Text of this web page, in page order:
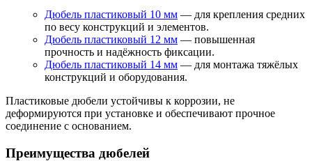
Дюбель пластиковый 10 мм — для крепления средних
по весу конструкций и элементов.
Дюбель пластиковый 12 мм — повышенная
прочность и надёжность фиксации.
Дюбель пластиковый 14 мм — для монтажа тяжёлых
конструкций и оборудования.
Пластиковые дюбели устойчивы к коррозии, не
деформируются при установке и обеспечивают прочное
соединение с основанием.
Преимущества дюбелей